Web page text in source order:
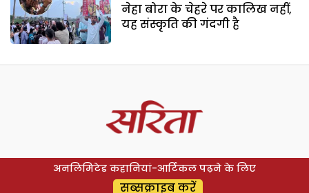
नेहा बोरा के चेहरे पर कालिख नहीं,
यह संस्कृति की गंदगी है
अनलिमिटेड कहानियां-आर्टिकल पढ़ने के लिए
सब्सक्राइब करें